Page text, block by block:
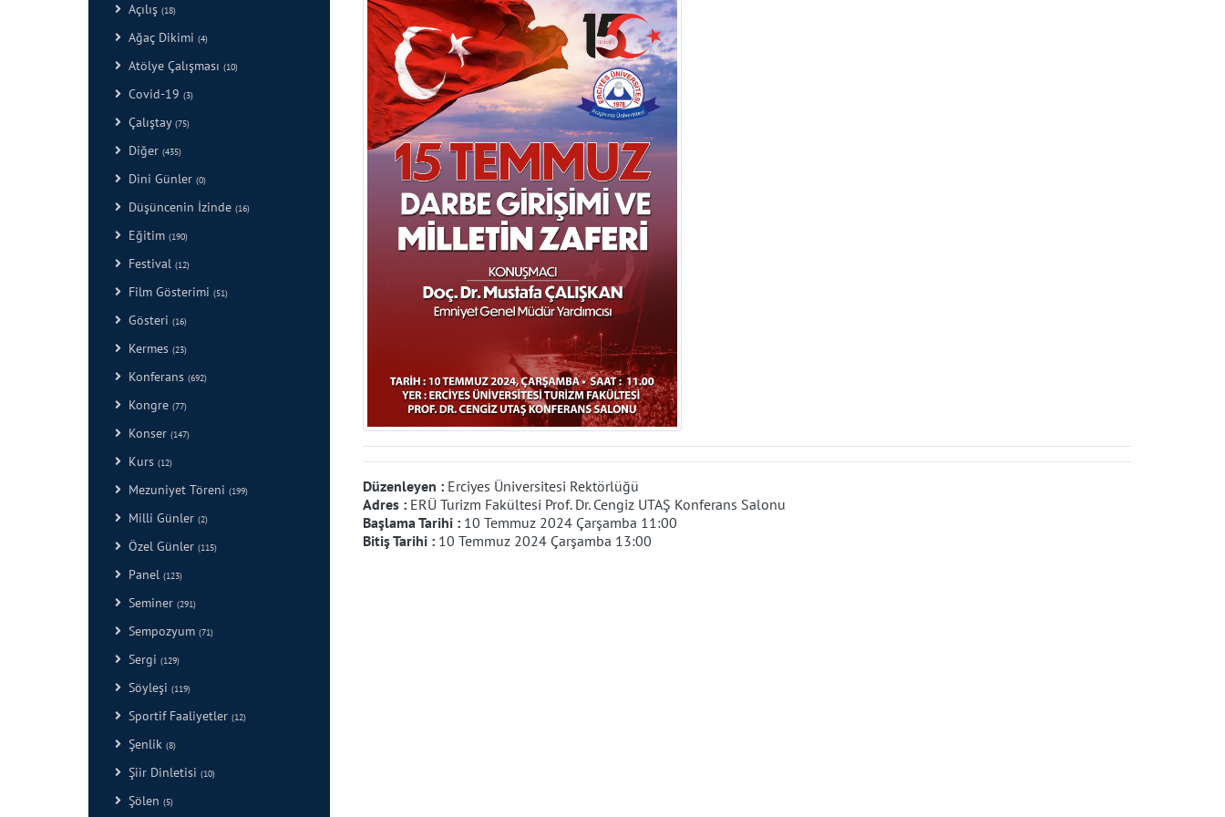
Açılış (18)
Ağaç Dikimi (4)
Atölye Çalışması (10)
Covid-19 (3)
Çalıştay (75)
Diğer (435)
Dini Günler (0)
Düşüncenin İzinde (16)
Eğitim (190)
Festival (12)
Film Gösterimi (51)
Gösteri (16)
Kermes (23)
Konferans (692)
Kongre (77)
Konser (147)
Kurs (12)
Mezuniyet Töreni (199)
Milli Günler (2)
Özel Günler (115)
Panel (123)
Seminer (291)
Sempozyum (71)
Sergi (129)
Söyleşi (119)
Sportif Faaliyetler (12)
Şenlik (8)
Şiir Dinletisi (10)
Şölen (5)
Düzenleyen : Erciyes Üniversitesi Rektörlüğü
Adres : ERÜ Turizm Fakültesi Prof. Dr. Cengiz UTAŞ Konferans Salonu
Başlama Tarihi : 10 Temmuz 2024 Çarşamba 11:00
Bitiş Tarihi : 10 Temmuz 2024 Çarşamba 13:00